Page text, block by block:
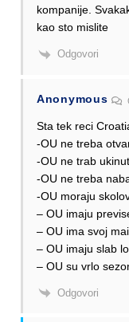
kompanije.
kao sto mislite
Odgovori
Anonymous
Sta tek reci
-OU ne treba
-OU ne trab
-OU ne treba
-OU moraju
– OU imaju
– OU ima svoj
– OU imaju slab
– OU su vrlo
Odgovori